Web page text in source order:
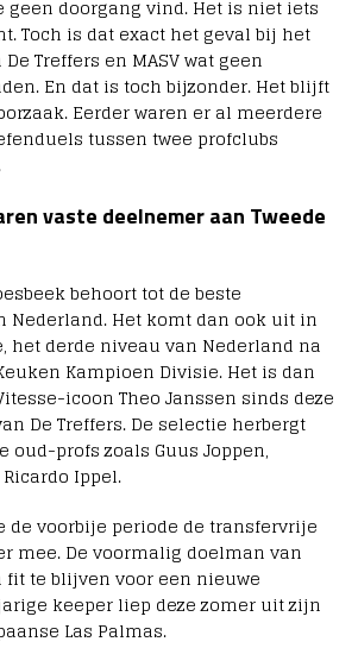
doorgang vind. Het is niet iets
Toch is dat exact het geval bij het
Treffers en MASV wat geen
En dat is toch bijzonder. Het blijft
Eerder waren er al meerdere
tussen twee profclubs
.
vaste deelnemer aan Tweede
behoort tot de beste
Nederland. Het komt dan ook uit in
het derde niveau van Nederland na
Kampioen Divisie. Het is dan
icoon Theo Janssen sinds deze
De Treffers. De selectie herbergt
oud-profs zoals Guus Joppen,
Ippel.
de voorbije periode de transfervrije
mee. De voormalig doelman van
fit te blijven voor een nieuwe
keeper liep deze zomer uit zijn
Las Palmas.